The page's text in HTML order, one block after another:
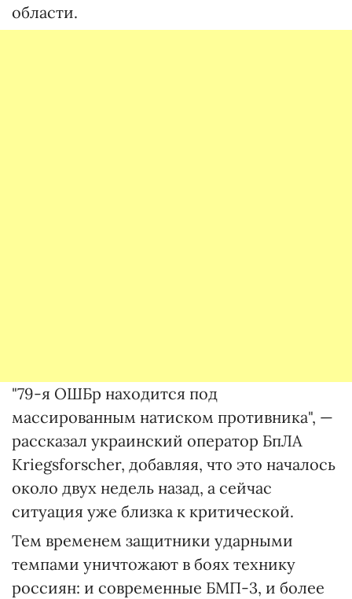
области.
"79-я ОШБр находится под
массированным натиском противника", —
рассказал украинский оператор БпЛА
Kriegsforscher, добавляя, что это началось
около двух недель назад, а сейчас
ситуация уже близка к критической.
Тем временем защитники ударными
темпами уничтожают в боях технику
россиян: и современные БМП-3, и более